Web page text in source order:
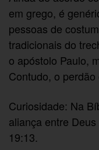
em grego, é
pessoas de
tradicionais do
o apóstolo Paulo,
Contudo, o
Curiosidade: Na
aliança entre
19:13.